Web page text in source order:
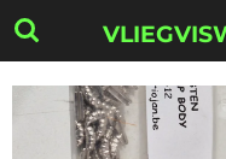
Ga
direct
naar
hoofdinhoud